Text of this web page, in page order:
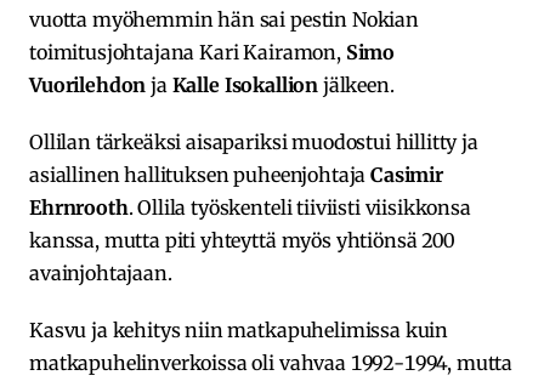
vuotta myöhemmin hän sai pestin Nokian
toimitusjohtajana Kari Kairamon, Simo
Vuorilehdon ja Kalle Isokallion jälkeen.
Ollilan tärkeäksi aisapariksi muodostui hillitty ja
asiallinen hallituksen puheenjohtajaCasimir
Ehrnrooth. Ollila työskenteli tiiviisti viisikkonsa
kanssa, mutta piti yhteyttä myös yhtiönsä 200
avainjohtajaan.
Kasvu ja kehitys niin matkapuhelimissa kuin
matkapuhelinverkoissa oli vahvaa 1992-1994, mutta